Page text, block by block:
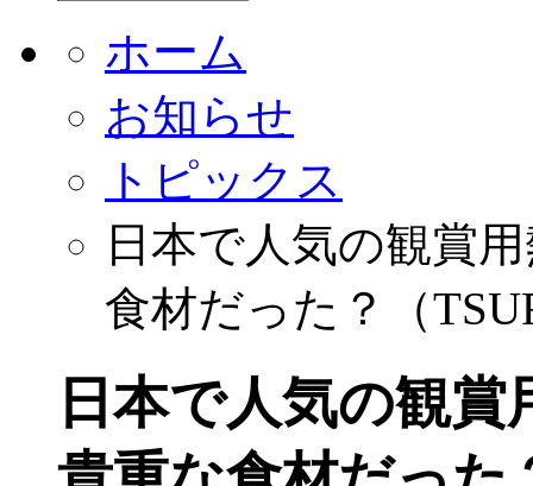
ホーム
お知らせ
トピックス
日本で人気の観賞
食材だった？（
日本で人気の観